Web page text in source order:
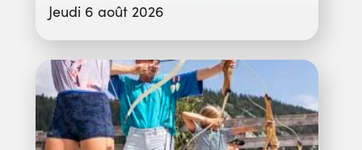
Jeudi 6 août 2026